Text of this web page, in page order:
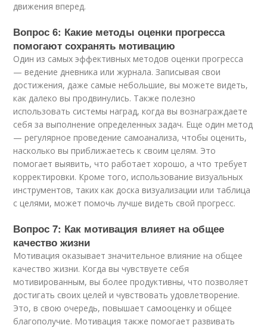
движения вперед.
Вопрос 6: Какие методы оценки прогресса
помогают сохранять мотивацию
Один из самых эффективных методов оценки прогресса
— ведение дневника или журнала. Записывая свои
достижения, даже самые небольшие, вы можете видеть,
как далеко вы продвинулись. Также полезно
использовать системы наград, когда вы вознаграждаете
себя за выполнение определенных задач. Еще один метод
— регулярное проведение самоанализа, чтобы оценить,
насколько вы приближаетесь к своим целям. Это
помогает выявить, что работает хорошо, а что требует
корректировки. Кроме того, использование визуальных
инструментов, таких как доска визуализации или таблица
с целями, может помочь лучше видеть свой прогресс.
Вопрос 7: Как мотивация влияет на общее
качество жизни
Мотивация оказывает значительное влияние на общее
качество жизни. Когда вы чувствуете себя
мотивированным, вы более продуктивны, что позволяет
достигать своих целей и чувствовать удовлетворение.
Это, в свою очередь, повышает самооценку и общее
благополучие. Мотивация также помогает развивать